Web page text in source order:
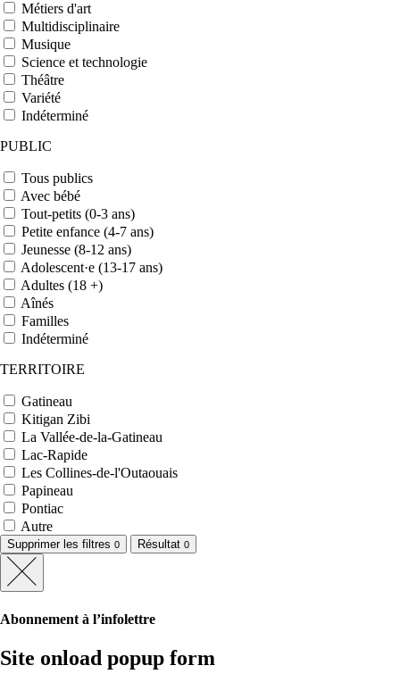
Métiers d'art
Multidisciplinaire
Musique
Science et technologie
Théâtre
Variété
Indéterminé
PUBLIC
Tous publics
Avec bébé
Tout-petits (0-3 ans)
Petite enfance (4-7 ans)
Jeunesse (8-12 ans)
Adolescent·e (13-17 ans)
Adultes (18 +)
Aînés
Familles
Indéterminé
TERRITOIRE
Gatineau
Kitigan Zibi
La Vallée-de-la-Gatineau
Lac-Rapide
Les Collines-de-l'Outaouais
Papineau
Pontiac
Autre
Supprimer les filtres 0 Résultat 0
Abonnement à l’infolettre
Site onload popup form